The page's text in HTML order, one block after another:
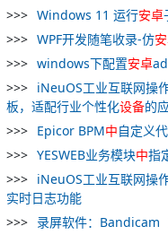
Windows 11 运行安卓
WPF开发随笔收录-仿安
windows下配置安卓
iNeuOS工业互联网操
板，适配行业个性化设备的
Epicor BPM中自定义
YESWEB业务模块中指
iNeuOS工业互联网操
实时日志功能
录屏软件：Bandicam